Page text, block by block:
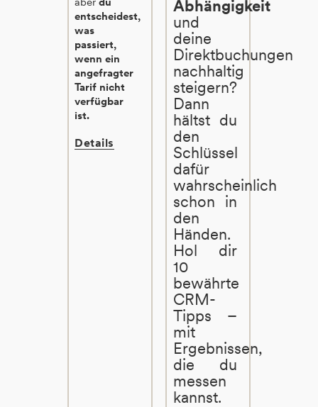
entscheidest,
was
passiert,
wenn ein
angefragter
Tarif nicht
verfügbar
ist.
Details
Abhängigkeit
und
deine
Direktbuchungen
nachhaltig
steigern?
Dann
hältst du
den
Schlüssel
dafür
wahrscheinlich
schon in
den
Händen.
Hol dir
10
bewährte
CRM-
Tipps –
mit
Ergebnissen,
die du
messen
kannst.